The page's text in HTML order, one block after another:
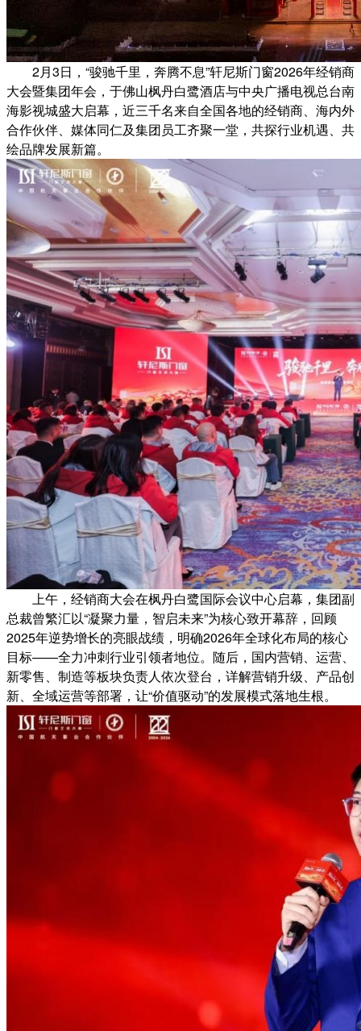
2月3日，“骏驰千里，奔腾不息”轩尼斯门窗2026年经销商
大会暨集团年会，于佛山枫丹白鹭酒店与中央广播电视总台南
海影视城盛大启幕，近三千名来自全国各地的经销商、海内外
合作伙伴、媒体同仁及集团员工齐聚一堂，共探行业机遇、共
绘品牌发展新篇。
上午，经销商大会在枫丹白鹭国际会议中心启幕，集团副
总裁曾繁汇以“凝聚力量，智启未来”为核心致开幕辞，回顾
2025年逆势增长的亮眼战绩，明确2026年全球化布局的核心
目标——全力冲刺行业引领者地位。随后，国内营销、运营、
新零售、制造等板块负责人依次登台，详解营销升级、产品创
新、全域运营等部署，让“价值驱动”的发展模式落地生根。